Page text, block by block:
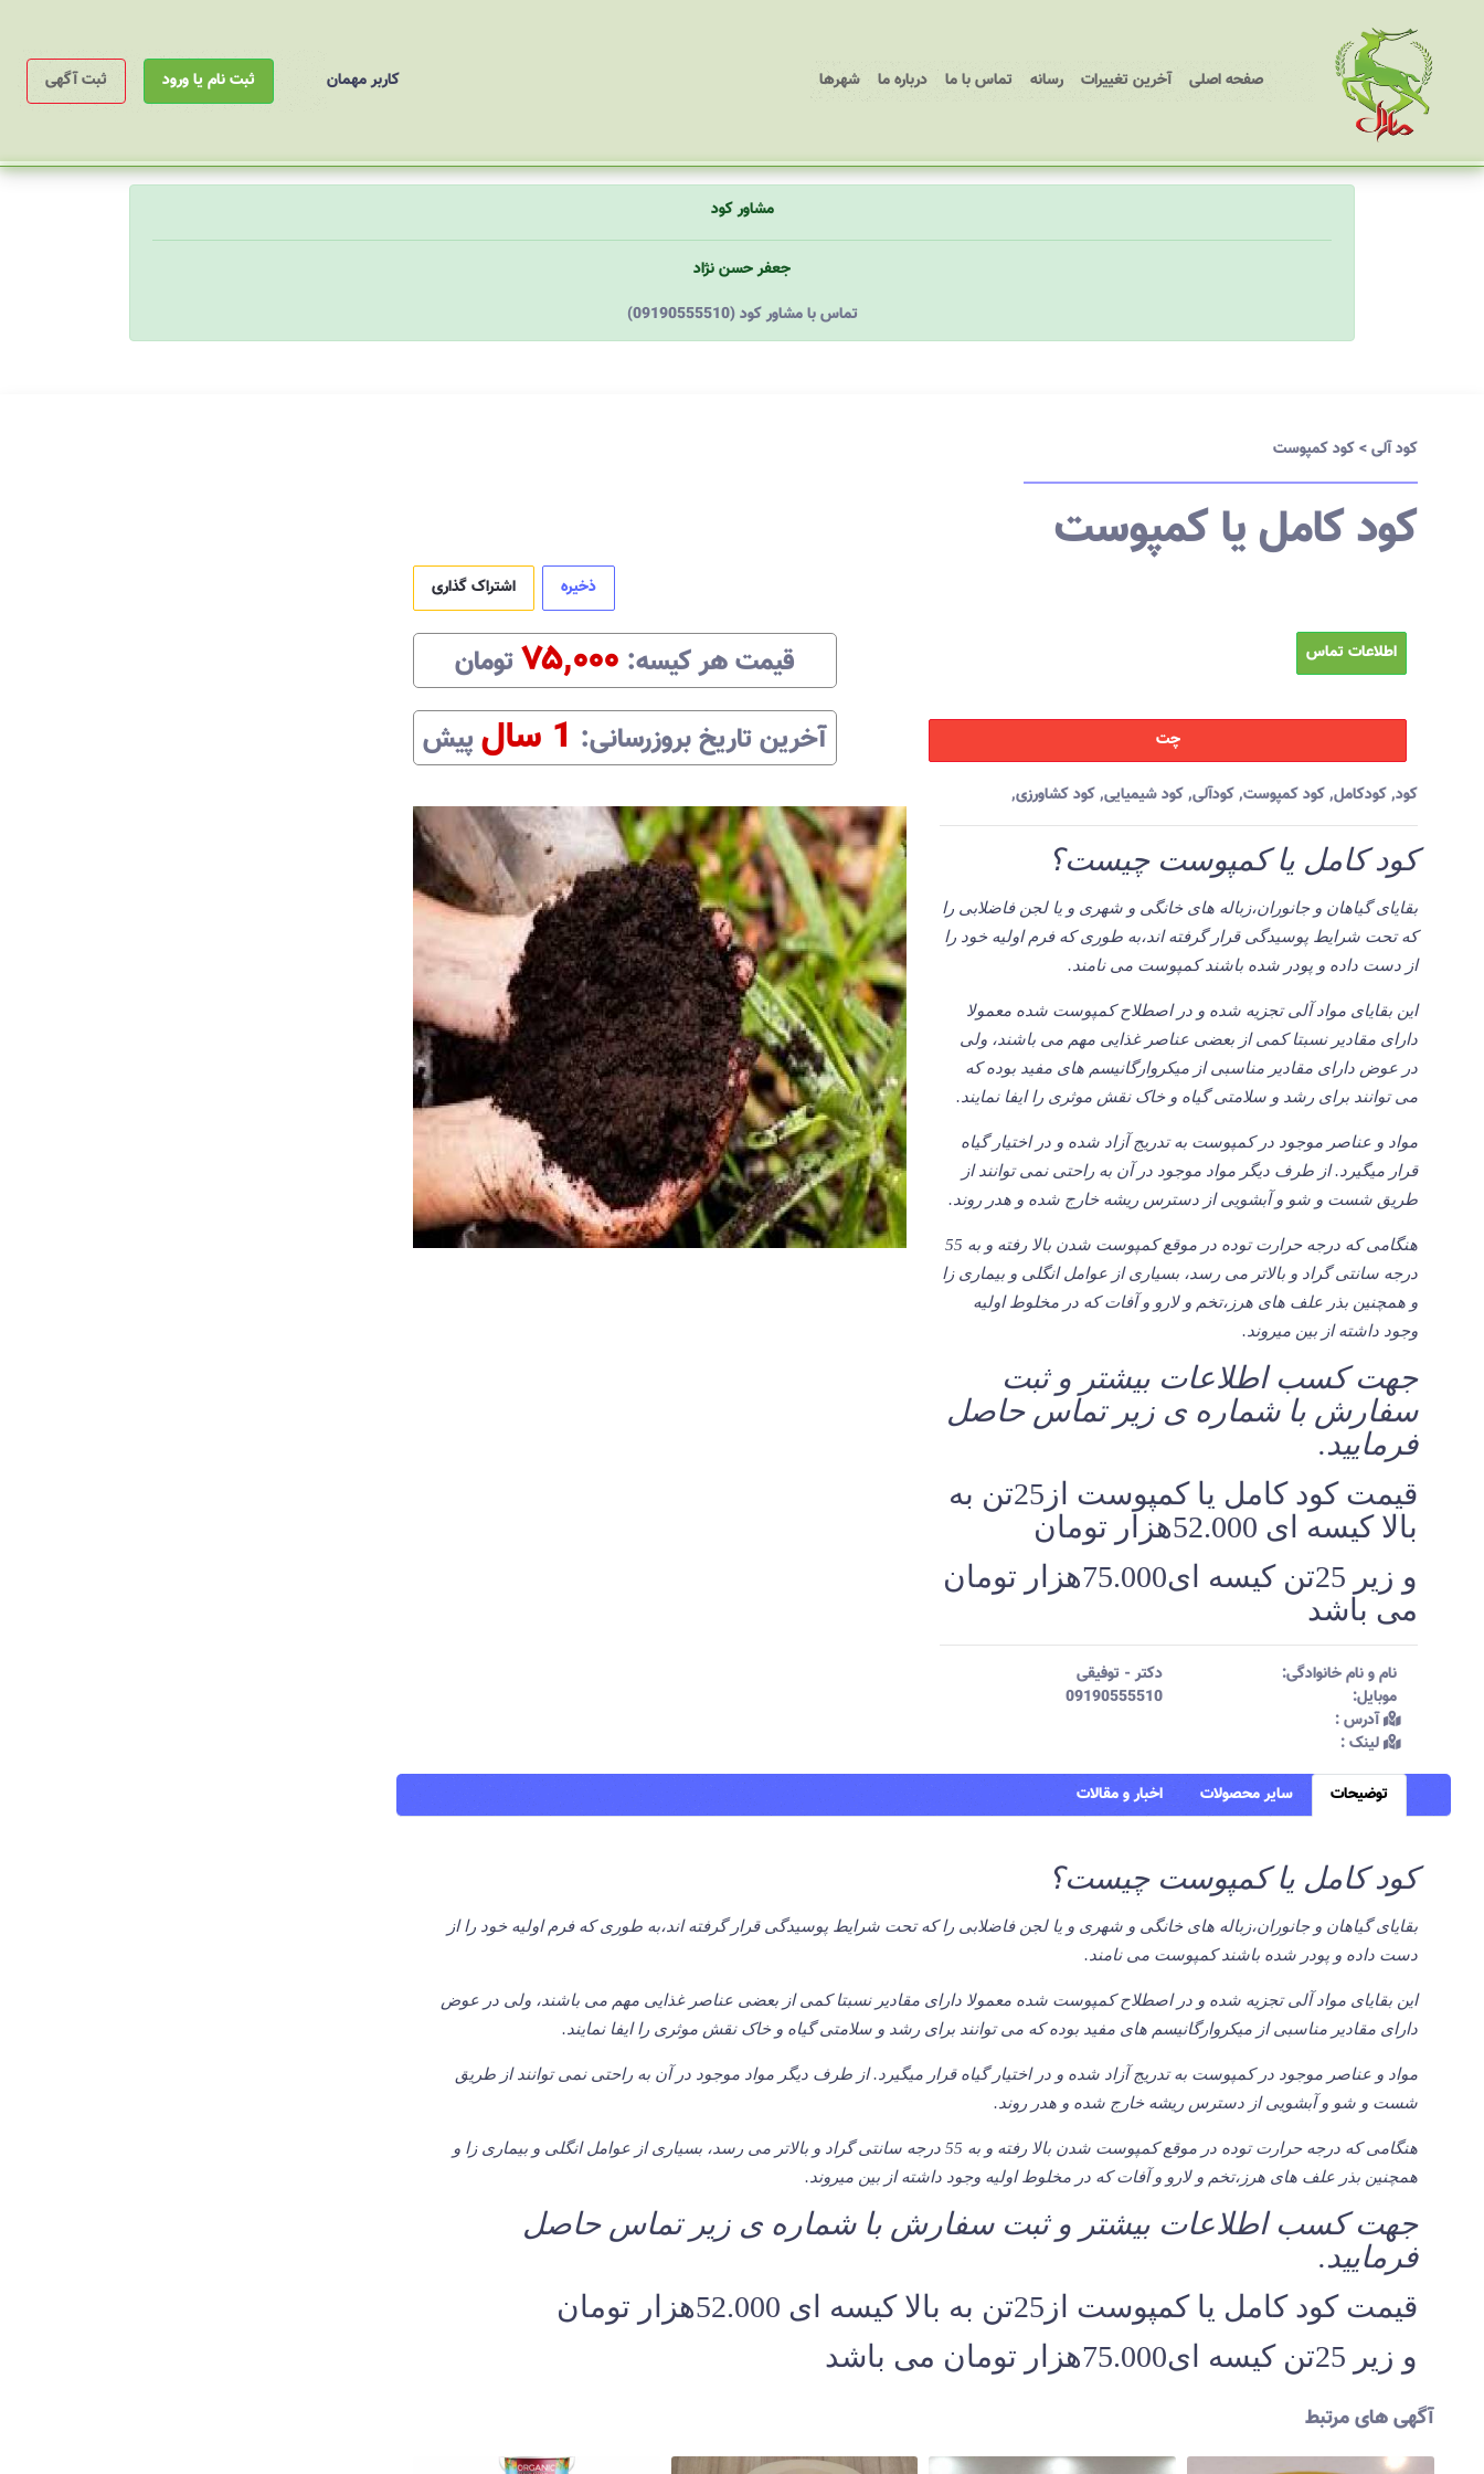
صفحه اصلی
(current) آخرین تغییرات رسانه تماس با ما درباره ما شهرها کاربر مهمان ثبت نام یا ورود ثبت آگهی
مشاور کود
جعفر حسن نژاد
(09190555510) تماس با مشاور کود
کود آلی>کود کمپوست
کود کامل یا کمپوست
اطلاعات تماس
چت
ذخیره اشتراک گذاری
قیمت هرکیسه:‌ ۷۵,۰۰۰تومان
آخرین تاریخ بروزرسانی:‌ 1 سال پیش
کود,کودکامل,کود کمپوست,کودآلی,کود شیمیایی,کود کشاورزی,
کود کامل یا کمپوست چیست؟
بقایای گیاهان و جانوران،زباله های خانگی و شهری و یا لجن فاضلابی را
که تحت شرایط پوسیدگی قرار گرفته اند،به طوری که فرم اولیه خود را
از دست داده و پودر شده باشند کمپوست می نامند.
این بقایای مواد آلی تجزیه شده و در اصطلاح کمپوست شده معمولا
دارای مقادیر نسبتا کمی از بعضی عناصر غذایی مهم می باشند، ولی
در عوض دارای مقادیر مناسبی از میکروارگانیسم های مفید بوده که
می توانند برای رشد و سلامتی گیاه و خاک نقش موثری را ایفا نمایند.
مواد و عناصر موجود در کمپوست به تدریج آزاد شده و در اختیار گیاه
قرار میگیرد. از طرف دیگر مواد موجود در آن به راحتی نمی توانند از
طریق شست و شو و آبشویی از دسترس ریشه خارج شده و هدر روند.
هنگامی که درجه حرارت توده در موقع کمپوست شدن بالا رفته و به 55
درجه سانتی گراد و بالاتر می رسد، بسیاری از عوامل انگلی و بیماری زا
و همچنین بذر علف های هرز،تخم و لارو و آفات که در مخلوط اولیه
وجود داشته از بین میروند.
جهت کسب اطلاعات بیشتر و ثبت
سفارش با شماره ی زیر تماس حاصل
فرمایید.
قیمت کود کامل یا کمپوست از25تن به
بالا کیسه ای 52.000هزار تومان
و زیر 25تن کیسه ای75.000هزار تومان
می باشد
نام و نام خانوادگی:‌ دکتر - توفیقی
موبایل:‌
09190555510
آدرس :‌
لینک :‌
توضیحات سایر محصولات اخبار و مقالات
کود کامل یا کمپوست چیست؟
بقایای گیاهان و جانوران،زباله های خانگی و شهری و یا لجن فاضلابی را که تحت شرایط پوسیدگی قرار گرفته اند،به طوری که فرم اولیه خود را از
دست داده و پودر شده باشند کمپوست می نامند.
این بقایای مواد آلی تجزیه شده و در اصطلاح کمپوست شده معمولا دارای مقادیر نسبتا کمی از بعضی عناصر غذایی مهم می باشند، ولی در عوض
دارای مقادیر مناسبی از میکروارگانیسم های مفید بوده که می توانند برای رشد و سلامتی گیاه و خاک نقش موثری را ایفا نمایند.
مواد و عناصر موجود در کمپوست به تدریج آزاد شده و در اختیار گیاه قرار میگیرد. از طرف دیگر مواد موجود در آن به راحتی نمی توانند از طریق
شست و شو و آبشویی از دسترس ریشه خارج شده و هدر روند.
هنگامی که درجه حرارت توده در موقع کمپوست شدن بالا رفته و به 55 درجه سانتی گراد و بالاتر می رسد، بسیاری از عوامل انگلی و بیماری زا و
همچنین بذر علف های هرز،تخم و لارو و آفات که در مخلوط اولیه وجود داشته از بین میروند.
جهت کسب اطلاعات بیشتر و ثبت سفارش با شماره ی زیر تماس حاصل
فرمایید.
قیمت کود کامل یا کمپوست از25تن به بالا کیسه ای 52.000هزار تومان
و زیر 25تن کیسه ای75.000هزار تومان می باشد
آگهی های مرتبط